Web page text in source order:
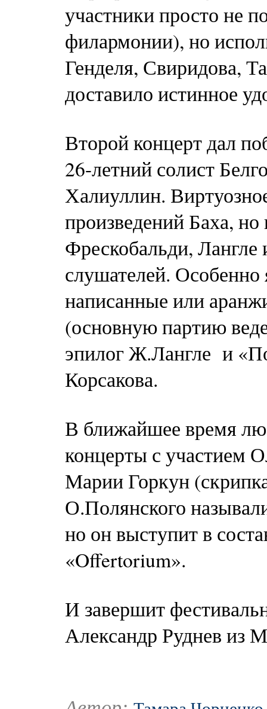
участники просто не
филармонии), но
Генделя, Свиридова,
доставило истинное
Второй концерт дал
26-летний солист
Халиуллин.
произведений Баха,
Фрескобальди, Лангле
слушателей. Особенно
написанные или
(основную партию
эпилог Ж.Лангле и
Корсакова.
В ближайшее время
концерты с участием
Марии Горкун
О.Полянского
но он выступит в
«Offertorium».
И завершит
Александр Руднев из